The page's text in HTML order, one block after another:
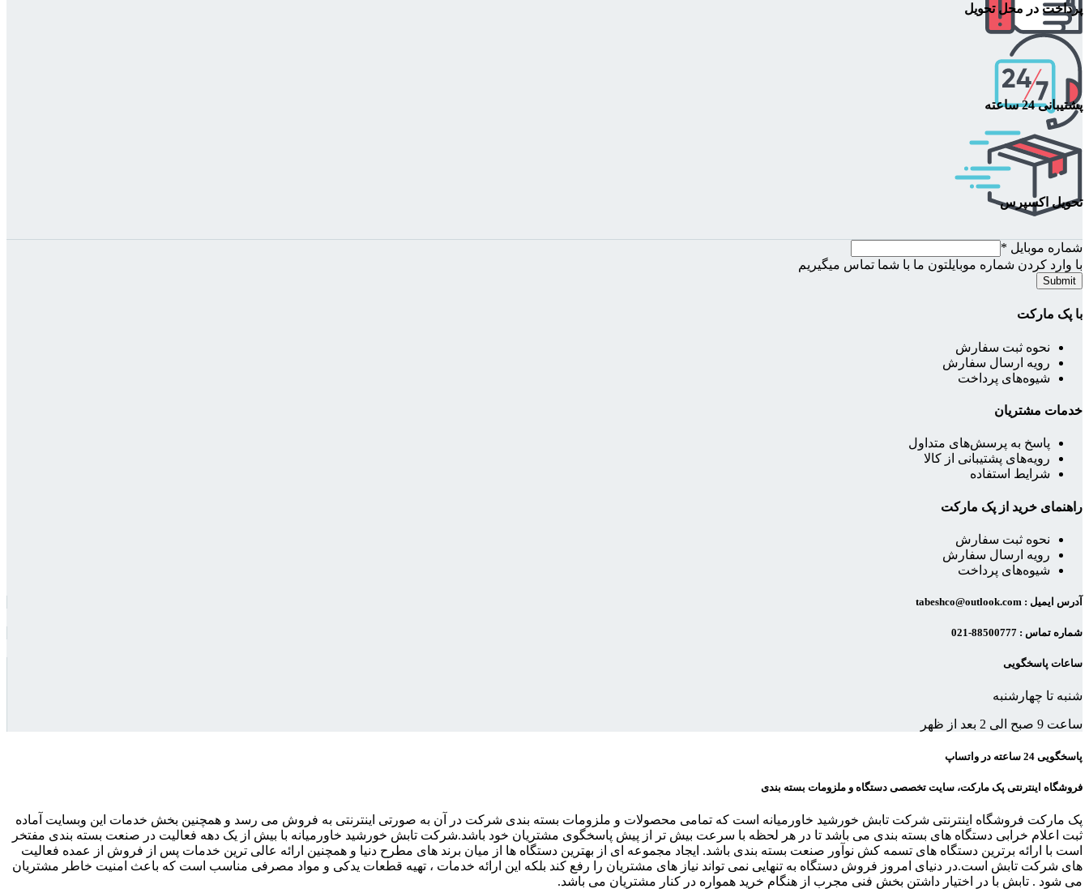
پرداخت در محل تحویل
پشتیبانی 24 ساعته
تحویل اکسپرس
شماره موبایل *
با وارد کردن شماره موبایلتون ما با شما تماس میگیریم
Submit
با پک مارکت
نحوه ثبت سفارش
رویه ارسال سفارش
شیوه‌های پرداخت
خدمات مشتریان
پاسخ به پرسش‌های متداول
رویه‌های پشتیبانی از کالا
شرایط استفاده
راهنمای خرید از پک مارکت
نحوه ثبت سفارش
رویه ارسال سفارش
شیوه‌های پرداخت
آدرس ایمیل : tabeshco@outlook.com
شماره تماس : 88500777-021
ساعات پاسخگویی
شنبه تا چهارشنبه
ساعت 9 صبح الی 2 بعد از ظهر
پاسخگویی 24 ساعته در واتساپ
فروشگاه اینترنتی پک مارکت، سایت تخصصی دستگاه و ملزومات بسته بندی
پک مارکت فروشگاه اینترنتی شرکت تابش خورشید خاورمیانه است که تمامی محصولات و ملزومات بسته بندی شرکت در آن به صورتی اینترنتی به فروش می رسد و همچنین بخش خدمات این وبسایت آماده
ثبت اعلام خرابی دستگاه های بسته بندی می باشد تا در هر لحظه با سرعت بیش تر از پیش پاسخگوی مشتریان خود باشد.شرکت تابش خورشید خاورمیانه با بیش از یک دهه فعالیت در صنعت بسته بندی مفتخر
است با ارائه برترین دستگاه های تسمه کش نوآور صنعت بسته بندی باشد. ایجاد مجموعه ای از بهترین دستگاه ها از میان برند های مطرح دنیا و همچنین ارائه عالی ترین خدمات پس از فروش از عمده فعالیت
های شرکت تابش است.در دنیای امروز فروش دستگاه به تنهایی نمی تواند نیاز های مشتریان را رفع کند بلکه این ارائه خدمات ، تهیه قطعات یدکی و مواد مصرفی مناسب است که باعث امنیت خاطر مشتریان
می شود . تابش با در اختیار داشتن بخش فنی مجرب از هنگام خرید همواره در کنار مشتریان می باشد.